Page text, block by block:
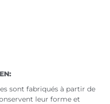
sont fabriqués à partir de
leur forme et